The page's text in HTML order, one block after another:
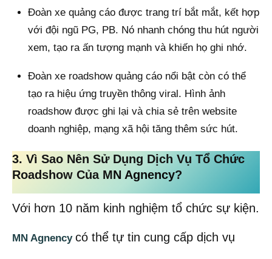
Đoàn xe quảng cáo được trang trí bắt mắt, kết hợp
với đội ngũ PG, PB. Nó nhanh chóng thu hút người
xem, tạo ra ấn tượng mạnh và khiến họ ghi nhớ.
Đoàn xe roadshow quảng cáo nổi bật còn có thể
tạo ra hiệu ứng truyền thông viral. Hình ảnh
roadshow được ghi lại và chia sẻ trên website
doanh nghiệp, mạng xã hội tăng thêm sức hút.
3. Vì Sao Nên Sử Dụng Dịch Vụ Tổ Chức
Roadshow Của MN Agnency?
Với hơn 10 năm kinh nghiệm tổ chức sự kiện.
MN Agnency có thể tự tin cung cấp dịch vụ